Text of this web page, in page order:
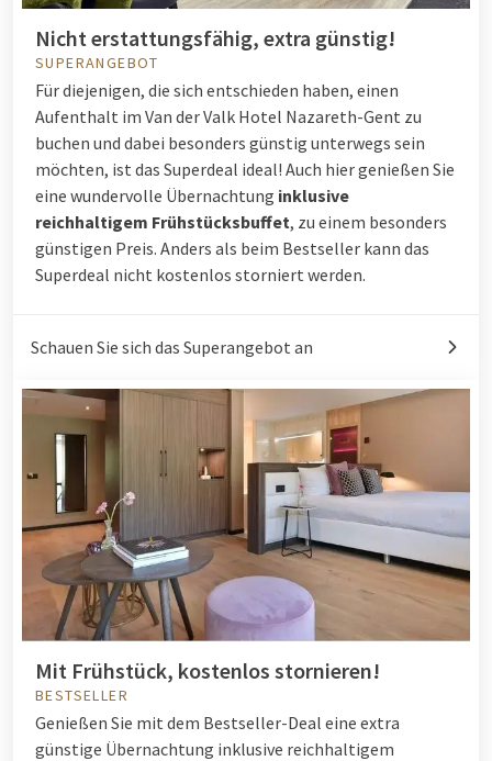
Nicht erstattungsfähig, extra günstig!
SUPERANGEBOT
Für diejenigen, die sich entschieden haben, einen
Aufenthalt im Van der Valk Hotel Nazareth-Gent zu
buchen und dabei besonders günstig unterwegs sein
möchten, ist das Superdeal ideal! Auch hier genießen Sie
eine wundervolle Übernachtung inklusive
reichhaltigem Frühstücksbuffet, zu einem besonders
günstigen Preis. Anders als beim Bestseller kann das
Superdeal nicht kostenlos storniert werden.
Schauen Sie sich das Superangebot an
Mit Frühstück, kostenlos stornieren!
BESTSELLER
Genießen Sie mit dem Bestseller-Deal eine extra
günstige Übernachtung inklusive reichhaltigem